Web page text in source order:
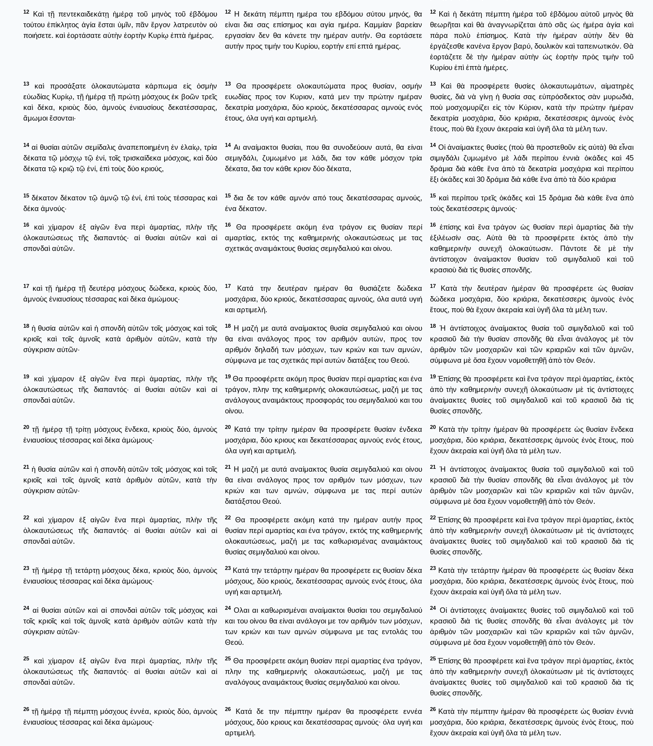
12
Καὶ τῇ πεντεκαιδεκάτῃ ἡμέρᾳ τοῦ μηνὸς τοῦ ἑβδόμου
τούτου ἐπίκλητος ἁγία ἔσται ὑμῖν, πᾶν ἔργον λατρευτὸν οὐ
ποιήσετε. καὶ ἑορτάσατε αὐτὴν ἑορτὴν Κυρίῳ ἑπτὰ ἡμέρας.
12
Η δεκάτη πέμπτη ημέρα του εβδόμου σύτου μηνός, θα
είναι δια σας επίσημος και αγία ημέρα. Καμμίαν βαρείαν
εργασίαν δεν θα κάνετε την ημέραν αυτήν. Θα εορτάσετε
αυτήν προς τιμήν του Κυρίου, εορτήν επί επτά ημέρας.
12 Καὶ ἡ δεκάτη πέμπτη ἡμέρα τοῦ ἑβδόμου αὐτοῦ μηνὸς θὰ
θεωρῆται καὶ θὰ ἀναγνωρίζεται ἀπὸ σᾶς ὡς ἡμέρα ἁγία καὶ
πάρα πολὺ ἐπίσημος. Κατὰ τὴν ἡμέραν αὐτὴν δὲν θὰ
ἐργάζεσθε κανένα ἔργον βαρύ, δουλικὸν καὶ ταπεινωτικόν. Θὰ
ἑορτάζετε δὲ τὴν ἡμέραν αὐτὴν ὡς ἑορτὴν πρὸς τιμὴν τοῦ
Κυρίου ἐπὶ ἑπτὰ ἡμέρες.
13
καὶ προσάξατε ὁλοκαυτώματα κάρπωμα εἰς ὀσμὴν
εὐωδίας Κυρίῳ, τῇ ἡμέρᾳ τῇ πρώτῃ μόσχους ἐκ βοῶν τρεῖς
καὶ δέκα, κριοὺς δύο, ἀμνοὺς ἐνιαυσίους δεκατέσσαρας,
ἄμωμοι ἔσονται·
13
Θα προσφέρετε ολοκαυτώματα προς θυσίαν, οσμήν
ευωδίας προς τον Κυριον, κατά μεν την πρώτην ημέραν
δεκατρία μοσχάρια, δύο κριούς, δεκατέσσαρας αμνούς ενός
έτους, όλα υγιή και αρτιμελή.
13
Καὶ θὰ προσφέρετε θυσίες ὁλοκαυτωμάτων, αἱματηρὲς
θυσίες, διὰ νὰ γίνῃ ἡ θυσία σας εὐπρόσδεκτος σὰν μυρωδιά,
ποὺ μοσχομυρίζει εἰς τὸν Κύριον, κατὰ τὴν πρώτην ἡμέραν
δεκατρία μοσχάρια, δύο κριάρια, δεκατέσσερις ἀμνοὺς ἐνὸς
ἔτους, ποὺ θὰ ἔχουν ἀκεραία καὶ ὑγιῆ ὅλα τὰ μέλη των.
14 αἱ θυσίαι αὐτῶν σεμίδαλις ἀναπεποιημένη ἐν ἐλαίῳ, τρία
δέκατα τῷ μόσχῳ τῷ ἑνί, τοῖς τρισκαίδεκα μόσχοις, καὶ δύο
δέκατα τῷ κριῷ τῷ ἑνί, ἐπὶ τοὺς δύο κριούς,
14 Αι αναίμακτοι θυσίαι, που θα συνοδεύουν αυτά, θα είναι
σεμιγδάλι, ζυμωμένο με λάδι, δια τον κάθε μόσχον τρία
δέκατα, δια τον κάθε κριον δύο δέκατα,
14 Οἱ ἀναίμακτες θυσίες (ποὺ θὰ προστεθοῦν εἰς αὐτὰ) θὰ εἶναι
σιμιγδάλι ζυμωμένο μὲ λάδι περίπου ἐννιὰ ὀκάδες καὶ 45
δράμια διὰ κάθε ἕνα ἀπὸ τὰ δεκατρία μοσχάρια καὶ περίπου
ἕξι ὀκάδες καὶ 30 δράμια διὰ κάθε ἕνα ἀπὸ τὰ δύο κριάρια
15 δέκατον δέκατον τῷ ἀμνῷ τῷ ἑνί, ἐπὶ τοὺς τέσσαρας καὶ
δέκα ἀμνούς·
15 δια δε τον κάθε αμνόν από τους δεκατέσσαρας αμνούς,
ένα δέκατον.
15 καὶ περίπου τρεῖς ὀκάδες καὶ 15 δράμια διὰ κάθε ἕνα ἀπὸ
τοὺς δεκατέσσερις ἀμνούς·
16
καὶ χίμαρον ἐξ αἰγῶν ἕνα περὶ ἁμαρτίας, πλὴν τῆς
ὁλοκαυτώσεως τῆς διαπαντός· αἱ θυσίαι αὐτῶν καὶ αἱ
σπονδαὶ αὐτῶν.
16
Θα προσφέρετε ακόμη ένα τράγον εις θυσίαν περί
αμαρτίας, εκτός της καθημερινής ολοκαυτώσεως με τας
σχετικάς αναιμάκτους θυσίας σεμιγδαλιού και οίνου.
16
ἐπίσης καὶ ἕνα τράγον ὡς θυσίαν περὶ ἁμαρτίας διὰ τὴν
ἐξιλέωσίν σας. Αὐτὰ θὰ τὰ προσφέρετε ἐκτὸς ἀπὸ τὴν
καθημερινὴν συνεχῆ ὁλοκαύτωσιν. Πάντοτε δὲ μὲ τὴν
ἀντίστοιχον ἀναίμακτον θυσίαν τοῦ σιμιγδαλιοῦ καὶ τοῦ
κρασιοὺ διὰ τὶς θυσίες σπονδῆς.
17
καὶ τῇ ἡμέρᾳ τῇ δευτέρᾳ μόσχους δώδεκα, κριοὺς δύο,
ἀμνοὺς ἐνιαυσίους τέσσαρας καὶ δέκα ἀμώμους·
17
Κατά την δευτέραν ημέραν θα θυσιάζετε δώδεκα
μοσχάρια, δύο κριούς, δεκατέσσαρας αμνούς, όλα αυτά υγιή
και αρτιμελή.
17
Κατὰ τὴν δευτέραν ἡμέραν θὰ προσφέρετε ὡς θυσίαν
δώδεκα μοσχάρια, δύο κριάρια, δεκατέσσερις ἀμνοὺς ἐνὸς
ἔτους, ποὺ θὰ ἔχουν ἀκεραία καὶ ὑγιῆ ὅλα τὰ μέλη των.
18 ἡ θυσία αὐτῶν καὶ ἡ σπονδὴ αὐτῶν τοῖς μόσχοις καὶ τοῖς
κριοῖς καὶ τοῖς ἀμνοῖς κατὰ ἀριθμὸν αὐτῶν, κατὰ τὴν
σύγκρισιν αὐτῶν·
18 Η μαζή με αυτά αναίμακτος θυσία σεμιγδαλιού και οίνου
θα είναι ανάλογος προς τον αριθμόν αυτών, προς τον
αριθμόν δηλαδή των μόσχων, των κριών και των αμνών,
σύμφωνα με τας σχετικάς πιρί αυτών διατάξεις του Θεού.
18
Ἡ ἀντίστοιχος ἀναίμακτος θυσία τοῦ σιμιγδαλιοῦ καὶ τοῦ
κρασιοῦ διὰ τὴν θυσίαν σπονδῆς θὰ εἶναι ἀνάλογος μὲ τὸν
ἀριθμὸν τῶν μοσχαριῶν καὶ τῶν κριαριῶν καὶ τῶν ἀμνῶν,
σύμφωνα μὲ ὄσα ἔχουν νομοθετηθῇ ἀπὸ τὸν Θεόν.
19
καὶ χίμαρον ἐξ αἰγῶν ἕνα περὶ ἁμαρτίας, πλὴν τῆς
ὁλοκαυτώσεως τῆς διαπαντός· αἱ θυσίαι αὐτῶν καὶ αἱ
σπονδαὶ αὐτῶν.
19 Θα προοφέρετε ακόμη προς θυσίαν περί αμαρτίας και ένα
τράγον, πλην της καθημερινής ολοκαυτώσεως, μαζή με τας
ανάλογους αναιμάκτους προσφοράς του σεμιγδαλιού και του
οίνου.
19 Ἐπίσης θὰ προσφέρετε καὶ ἕνα τράγον περὶ ἁμαρτίας, ἐκτὸς
ἀπὸ τὴν καθημερινὴν συνεχῆ ὁλοκαύτωσιν μὲ τὶς ἀντίστοιχες
ἀναίμακτες θυσίες τοῦ σιμιγδαλιοῦ καὶ τοῦ κρασιοῦ διὰ τὶς
θυσίες σπονδῆς.
20 τῇ ἡμέρᾳ τῇ τρίτῃ μόσχους ἕνδεκα, κριοὺς δύο, ἀμνοὺς
ἐνιαυσίους τέσσαρας καὶ δέκα ἀμώμους·
20
Κατά την τρίτην ημέραν θα προσφέρετε θυσίαν ένδεκα
μοσχάρια, δύο κριους και δεκατέσσαρας αμνούς ενός έτους,
όλα υγιή και αρτιμελή.
20 Κατὰ τὴν τρίτην ἡμέραν θὰ προσφέρετε ὡς θυσίαν ἕνδεκα
μοσχάρια, δύο κριάρια, δεκατέσσερις ἀμνοὺς ἐνὸς ἔτους, ποὺ
ἔχουν ἀκεραία καὶ ὑγιῆ ὅλα τὰ μέλη των.
21 ἡ θυσία αὐτῶν καὶ ἡ σπονδὴ αὐτῶν τοῖς μόσχοις καὶ τοῖς
κριοῖς καὶ τοῖς ἀμνοῖς κατὰ ἀριθμὸν αὐτῶν, κατὰ τὴν
σύγκρισιν αὐτῶν·
21 Η μαζή με αυτά αναίμακτος θυσία σεμιγδαλιού και οίνου
θα είναι ανάλογος προς τον αριθμόν των μόσχων, των
κριών και των αμνών, σύμφωνα με τας περί αυτών
διατάξστου Θεού.
21
Ἡ ἀντίστοιχος ἀναίμακτος θυσία τοῦ σιμιγδαλιοῦ καὶ τοῦ
κρασιοῦ διὰ τὴν θυσίαν σπονδῆς θὰ εἶναι ἀνάλογος μὲ τὸν
ἀριθμὸν τῶν μοσχαριῶν καὶ τῶν κριαριῶν καὶ τῶν ἀμνῶν,
σύμφωνα μὲ ὅσα ἔχουν νομοθετηθῇ ἀπὸ τὸν Θεόν.
22
καὶ χίμαρον ἐξ αἰγῶν ἕνα περὶ ἁμαρτίας, πλὴν τῆς
ὁλοκαυτώσεως τῆς διαπαντός· αἱ θυσίαι αὐτῶν καὶ αἱ
σπονδαὶ αὐτῶν.
22
Θα προσφέρετε ακόμη κατά την ημέραν αυτήν προς
θυσίαν περί αμαρτίας και ένα τράγον, εκτός της καθημερινής
ολοκαυτώσεως, μαζή με τας καθωρισμένας αναιμάκτους
θυσίας σεμιγδαλιού και οίνου.
22 Ἐπίσης θὰ προσφέρετε καὶ ἕνα τράγον περὶ ἁμαρτίας, ἐκτὸς
ἀπὸ τὴν καθημερινὴν συνεχῆ ὁλοκαύτωσιν μὲ τὶς ἀντίστοιχες
ἀναίμακτες θυσίες τοῦ σιμιγδαλιοῦ καὶ τοῦ κρασιοῦ διὰ τὶς
θυσίες σπονδῆς.
23 τῇ ἡμέρᾳ τῇ τετάρτῃ μόσχους δέκα, κριοὺς δύο, ἀμνοὺς
ἐνιαυσίους τέσσαρας καὶ δέκα ἀμώμους·
23 Κατά την τετάρτην ημέραν θα προσφέρετε εις θυσίαν δέκα
μόσχους, δύο κριούς, δεκατέσσαρας αμνούς ενός έτους, όλα
υγιή και αρτιμελή.
23 Κατὰ τὴν τετάρτην ἡμέραν θὰ προσφέρετε ὡς θυσίαν δέκα
μοσχάρια, δύο κριάρια, δεκατέσσερις ἀμνοὺς ἐνὸς ἔτους, ποὺ
ἔχουν ἀκεραία καὶ ὑγιῆ ὅλα τὰ μέλη των.
24 αἱ θυσίαι αὐτῶν καὶ αἱ σπονδαὶ αὐτῶν τοῖς μόσχοις καὶ
τοῖς κριοῖς καὶ τοῖς ἀμνοῖς κατὰ ἀριθμὸν αὐτῶν κατὰ τὴν
σύγκρισιν αὐτῶν·
24 Ολαι αι καθωρισμέναι αναίμακτοι θυσίαι του σεμιγδαλιού
και του οίνου θα είναι ανάλογοι με τον αριθμόν των μόσχων,
των κριών και των αμνών σύμφωνα με τας εντολάς του
Θεού.
24
Οἱ ἀντίστοιχες ἀναίμακτες θυσίες τοῦ σιμιγδαλιοῦ καὶ τοῦ
κρασιοῦ διὰ τὶς θυσίες σπονδῆς θὰ εἶναι ἀνάλογες μὲ τὸν
ἀριθμὸν τῶν μοσχαριῶν καὶ τῶν κριαριῶν καὶ τῶν ἀμνῶν,
σύμφωνα μὲ ὅσα ἔχουν νομοθετηθῇ ἀπὸ τὸν Θεόν.
25
καὶ χίμαρον ἐξ αἰγῶν ἕνα περὶ ἁμαρτίας, πλὴν τῆς
ὁλοκαυτώσεως τῆς διαπαντός· αἱ θυσίαι αὐτῶν καὶ αἱ
σπονδαὶ αὐτῶν.
25 Θα προσφέρετε ακόμη θυσίαν περί αμαρτίας ένα τράγον,
πλην της καθημερινής ολοκαυτώσεως, μαζή με τας
αναλόγους αναιμάκτους θυσίας σεμιγδαλιού και οίνου.
25 Ἐπίσης θὰ προσφέρετε καὶ ἕνα τράγον περὶ ἁμαρτίας, ἐκτὸς
ἀπὸ τὴν καθημερινὴν συνεχῆ ὁλοκαύτωσιν μὲ τὶς ἀντίστοιχες
ἀναίμακτες θυσίες τοῦ σιμιγδαλιοῦ καὶ τοῦ κρασιοῦ διὰ τὶς
θυσίες σπονδῆς.
26 τῇ ἡμέρᾳ τῇ πέμπτῃ μόσχους ἐννέα, κριοὺς δύο, ἀμνοὺς
ἐνιαυσίους τέσσαρας καὶ δέκα ἀμώμους·
26
Κατά δε την πέμπτην ημέραν θα προσφέρετε εννέα
μόσχους, δύο κριους και δεκατέσσαρας αμνούς· όλα υγιή και
αρτιμελή.
26 Κατὰ τὴν πέμπτην ἡμέραν θὰ προσφέρετε ὡς θυσίαν ἐννιὰ
μοσχάρια, δύο κριάρια, δεκατέσσερις ἀμνοὺς ἐνὸς ἔτους, ποὺ
ἔχουν ἀκεραία καὶ ὑγιῆ ὅλα τὰ μέλη των.